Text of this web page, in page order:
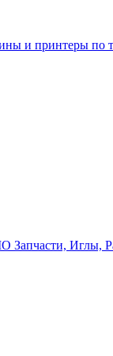
и принтеры по
Запчасти, Иглы,